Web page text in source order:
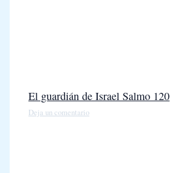
El guardián de Israel Salmo 120
Deja un comentario